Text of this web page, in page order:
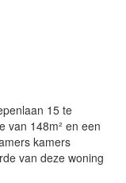
15 te
van 148m² en een
kamers
van deze woning